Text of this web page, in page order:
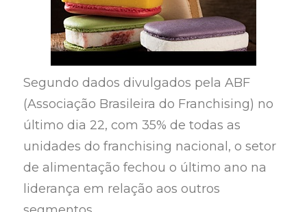
Segundo dados divulgados pela ABF
(Associação Brasileira do Franchising) no
último dia 22, com 35% de todas as
unidades do franchising nacional, o setor
de alimentação fechou o último ano na
liderança em relação aos outros